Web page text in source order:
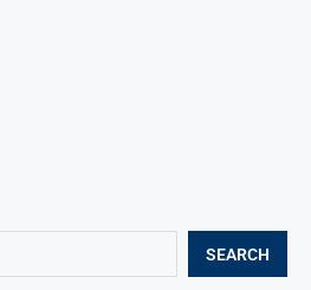
SEARCH